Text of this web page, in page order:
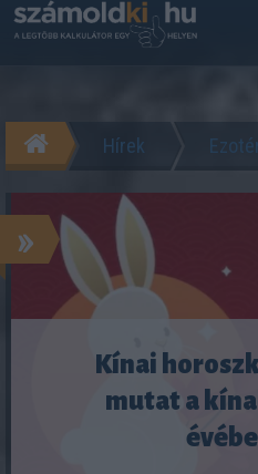
Hírek
»
Kínai
mutat a